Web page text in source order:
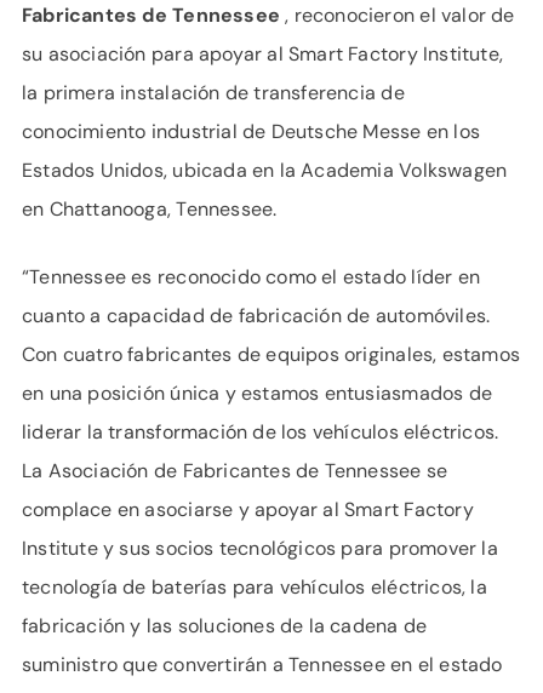
Fabricantes de Tennessee , reconocieron el valor de
su asociación para apoyar al Smart Factory Institute,
la primera instalación de transferencia de
conocimiento industrial de Deutsche Messe en los
Estados Unidos, ubicada en la Academia Volkswagen
en Chattanooga, Tennessee.
“Tennessee es reconocido como el estado líder en
cuanto a capacidad de fabricación de automóviles.
Con cuatro fabricantes de equipos originales, estamos
en una posición única y estamos entusiasmados de
liderar la transformación de los vehículos eléctricos.
La Asociación de Fabricantes de Tennessee se
complace en asociarse y apoyar al Smart Factory
Institute y sus socios tecnológicos para promover la
tecnología de baterías para vehículos eléctricos, la
fabricación y las soluciones de la cadena de
suministro que convertirán a Tennessee en el estado